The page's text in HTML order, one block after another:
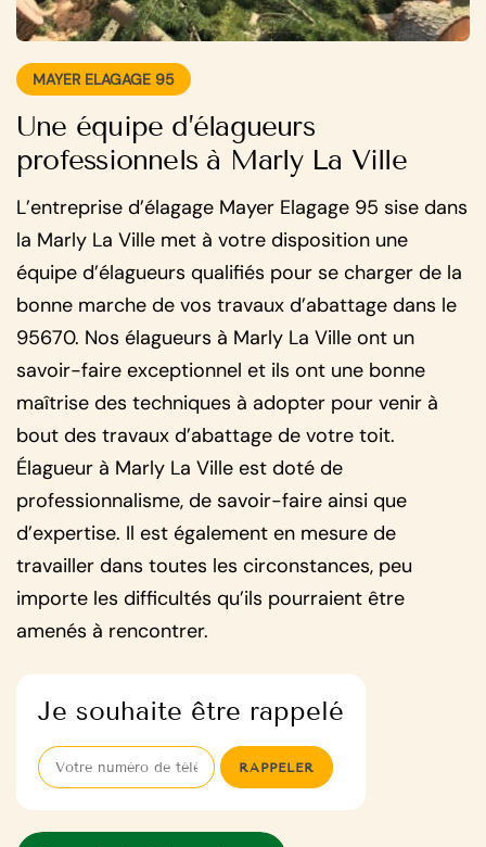
MAYER ELAGAGE 95
Une équipe d’élagueurs
professionnels à Marly La Ville
L’entreprise d’élagage Mayer Elagage 95 sise dans
la Marly La Ville met à votre disposition une
équipe d’élagueurs qualifiés pour se charger de la
bonne marche de vos travaux d’abattage dans le
95670. Nos élagueurs à Marly La Ville ont un
savoir-faire exceptionnel et ils ont une bonne
maîtrise des techniques à adopter pour venir à
bout des travaux d’abattage de votre toit.
Élagueur à Marly La Ville est doté de
professionnalisme, de savoir-faire ainsi que
d’expertise. Il est également en mesure de
travailler dans toutes les circonstances, peu
importe les difficultés qu’ils pourraient être
amenés à rencontrer.
Je souhaite être rappelé